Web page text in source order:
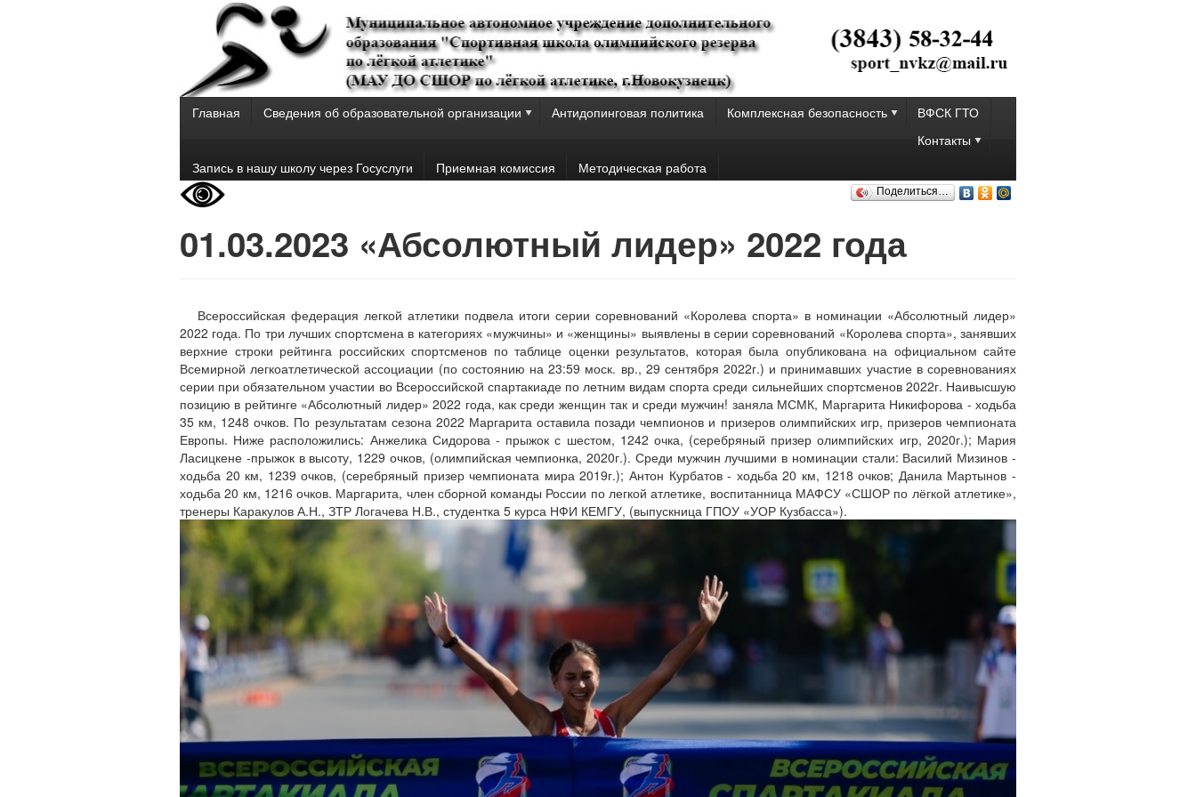
Главная Сведения об образовательной организации Антидопинговая политика Комплексная безопасность
ВФСК ГТО
Контакты
Запись в нашу школу через Госуслуги
Приемная комиссия Методическая работа
Поделиться…
01.03.2023 «Абсолютный лидер» 2022 года
Всероссийская федерация легкой атлетики подвела итоги серии соревнований «Королева спорта» в номинации «Абсолютный лидер»
2022 года. По три лучших спортсмена в категориях «мужчины» и «женщины» выявлены в серии соревнований «Королева спорта», занявших
верхние строки рейтинга российских спортсменов по таблице оценки результатов, которая была опубликована на официальном сайте
Всемирной легкоатлетической ассоциации (по состоянию на 23:59 моск. вр., 29 сентября 2022г.) и принимавших участие в соревнованиях
серии при обязательном участии во Всероссийской спартакиаде по летним видам спорта среди сильнейших спортсменов 2022г. Наивысшую
позицию в рейтинге «Абсолютный лидер» 2022 года, как среди женщин так и среди мужчин! заняла МСМК, Маргарита Никифорова - ходьба
35 км, 1248 очков. По результатам сезона 2022 Маргарита оставила позади чемпионов и призеров олимпийских игр, призеров чемпионата
Европы. Ниже расположились: Анжелика Сидорова - прыжок с шестом, 1242 очка, (серебряный призер олимпийских игр, 2020г.); Мария
Ласицкене -прыжок в высоту, 1229 очков, (олимпийская чемпионка, 2020г.). Среди мужчин лучшими в номинации стали: Василий Мизинов -
ходьба 20 км, 1239 очков, (серебряный призер чемпионата мира 2019г.); Антон Курбатов - ходьба 20 км, 1218 очков; Данила Мартынов -
ходьба 20 км, 1216 очков. Маргарита, член сборной команды России по легкой атлетике, воспитанница МАФСУ «СШОР по лёгкой атлетике»,
тренеры Каракулов А.Н., ЗТР Логачева Н.В., студентка 5 курса НФИ КЕМГУ, (выпускница ГПОУ «УОР Кузбасса»).